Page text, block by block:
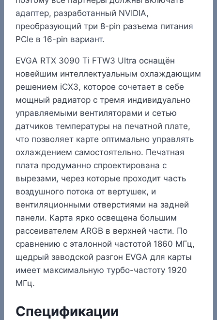
адаптер, разработанный NVIDIA,
преобразующий три 8-pin разъема питания
PCIe в 16-pin вариант.
EVGA RTX 3090 Ti FTW3 Ultra оснащён
новейшим интеллектуальным охлаждающим
решением iCX3, которое сочетает в себе
мощный радиатор с тремя индивидуально
управляемыми вентиляторами и сетью
датчиков температуры на печатной плате,
что позволяет карте оптимально управлять
охлаждением самостоятельно. Печатная
плата продуманно спроектирована с
вырезами, через которые проходит часть
воздушного потока от вертушек, и
вентиляционными отверстиями на задней
панели. Карта ярко освещена большим
рассеивателем ARGB в верхней части. По
сравнению с эталонной частотой 1860 МГц,
щедрый заводской разгон EVGA для карты
имеет максимальную турбо-частоту 1920
МГц.
Спецификации